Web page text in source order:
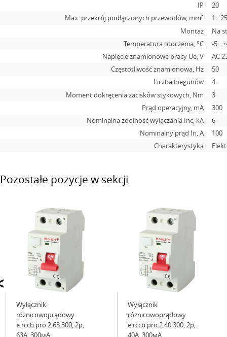
IP
20
Max. przekrój podłączonych przewodów, mm²
Montaż
Na
Temperatura otoczenia, °С
-
Napięcie znamionowe pracy Ue, V
АС
Częstotliwość znamionowa, Hz
50
Liczba biegunów
4
Moment dokręcenia zacisków stykowych, Nm
3
Prąd operacyjny, mA
300
Nominalna zdolność wyłączania Inc, kA
6
Nominalny prąd In, А
100
Charakterystyka
Pozostałe pozycje w sekcji
Wyłącznik
różnicowoprądowy
e.rccb.pro.2.63.300, 2р,
63А, 300мА
Wyłącznik
różnicowoprądowy
e.rccb.pro.2.40.300, 2р,
40А, 300мА